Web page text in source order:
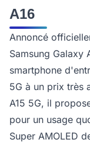
A16
Annoncé
Samsung Galaxy
smartphone
5G à un prix très
A15 5G, il
pour un usage
Super AMOLED